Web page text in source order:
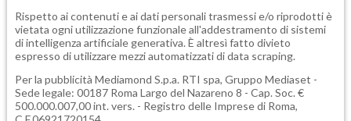
Rispetto ai contenuti e ai dati personali trasmessi e/o riprodotti è
vietata ogni utilizzazione funzionale all'addestramento di sistemi
di intelligenza artificiale generativa. È altresì fatto divieto
espresso di utilizzare mezzi automatizzati di data scraping.
Per la pubblicità Mediamond S.p.a. RTI spa, Gruppo Mediaset -
Sede legale: 00187 Roma Largo del Nazareno 8 - Cap. Soc. €
500.000.007,00 int. vers. - Registro delle Imprese di Roma,